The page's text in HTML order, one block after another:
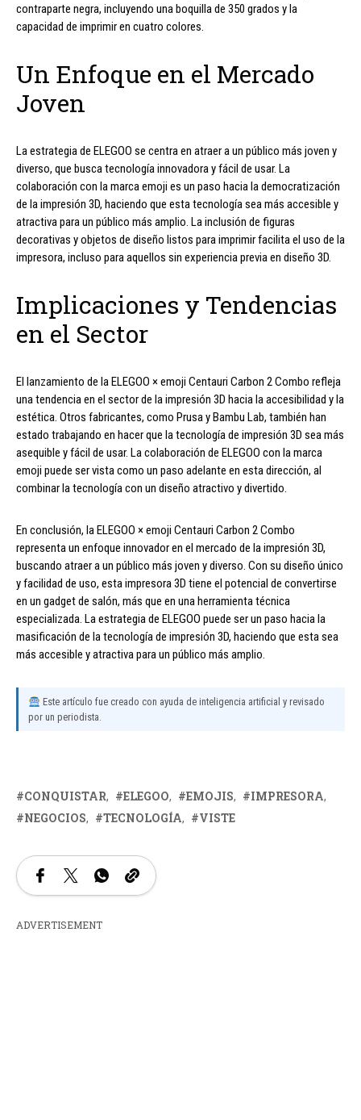
contraparte negra, incluyendo una boquilla de 350 grados y la
capacidad de imprimir en cuatro colores.
Un Enfoque en el Mercado
Joven
La estrategia de ELEGOO se centra en atraer a un público más joven y
diverso, que busca tecnología innovadora y fácil de usar. La
colaboración con la marca emoji es un paso hacia la democratización
de la impresión 3D, haciendo que esta tecnología sea más accesible y
atractiva para un público más amplio. La inclusión de figuras
decorativas y objetos de diseño listos para imprimir facilita el uso de la
impresora, incluso para aquellos sin experiencia previa en diseño 3D.
Implicaciones y Tendencias
en el Sector
El lanzamiento de la ELEGOO × emoji Centauri Carbon 2 Combo refleja
una tendencia en el sector de la impresión 3D hacia la accesibilidad y la
estética. Otros fabricantes, como Prusa y Bambu Lab, también han
estado trabajando en hacer que la tecnología de impresión 3D sea más
asequible y fácil de usar. La colaboración de ELEGOO con la marca
emoji puede ser vista como un paso adelante en esta dirección, al
combinar la tecnología con un diseño atractivo y divertido.
En conclusión, la ELEGOO × emoji Centauri Carbon 2 Combo
representa un enfoque innovador en el mercado de la impresión 3D,
buscando atraer a un público más joven y diverso. Con su diseño único
y facilidad de uso, esta impresora 3D tiene el potencial de convertirse
en un gadget de salón, más que en una herramienta técnica
especializada. La estrategia de ELEGOO puede ser un paso hacia la
masificación de la tecnología de impresión 3D, haciendo que esta sea
más accesible y atractiva para un público más amplio.
Este artículo fue creado con ayuda de inteligencia artificial y revisado
por un periodista.
CONQUISTAR ELEGOO EMOJIS
IMPRESORA
NEGOCIOS
TECNOLOGÍA VISTE
ADVERTISEMENT